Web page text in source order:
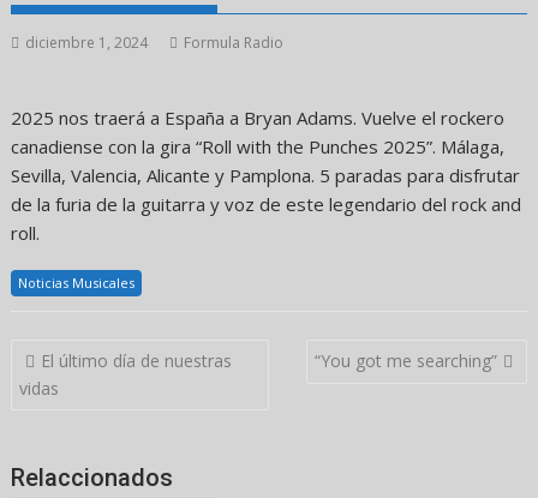
diciembre 1, 2024 Formula Radio
2025 nos traerá a España a Bryan Adams. Vuelve el rockero
canadiense con la gira “Roll with the Punches 2025”. Málaga,
Sevilla, Valencia, Alicante y Pamplona. 5 paradas para disfrutar
de la furia de la guitarra y voz de este legendario del rock and
roll.
Noticias Musicales
Navegación
de
El último día de nuestras
vidas
“You got me searching”
Relaccionados